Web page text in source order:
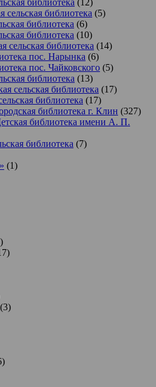
сельская библиотека (5)
библиотека (6)
библиотека (10)
сельская библиотека (14)
пос. Нарынка (6)
пос. Чайковского (5)
библиотека (13)
сельская библиотека (17)
библиотека (17)
библиотека г. Клин (327)
библиотека имени А. П.
библиотека (7)
(1)